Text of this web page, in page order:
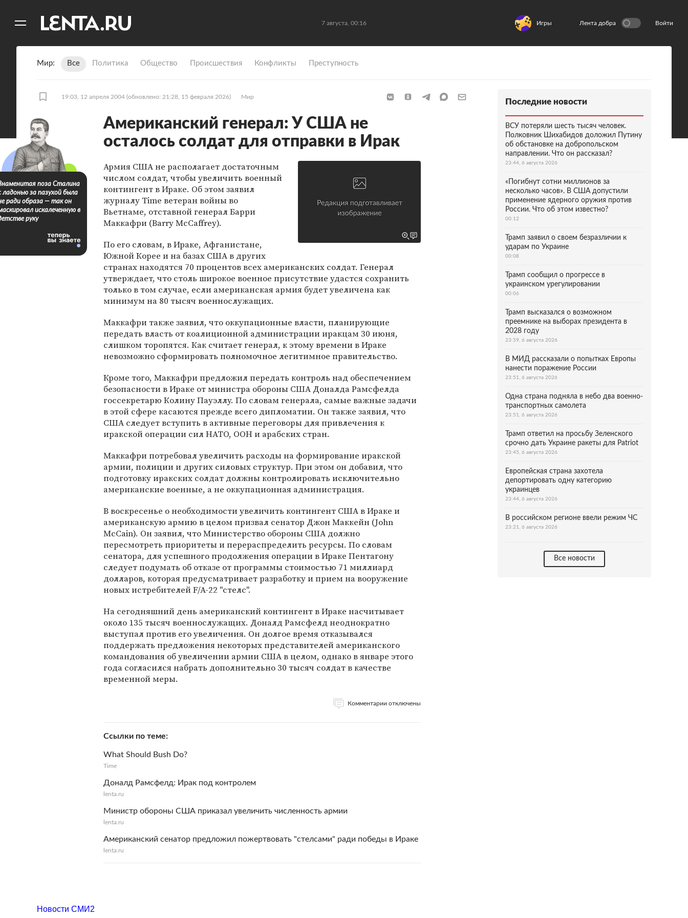
7 августа, 00:16 Игры Лента добра Войти
Мир Все Политика Общество Происшествия Конфликты Преступность
19:03, 12 апреля 2004 (обновлено: 21:28, 15 февраля 2026) Мир
Американский генерал: У США не
осталось солдат для отправки в Ирак
Армия США не располагает достаточным
числом солдат, чтобы увеличить военный
контингент в Ираке. Об этом заявил
журналу Time ветеран войны во
Вьетнаме, отставной генерал Барри
Маккафри (Barry McCaffrey).
По его словам, в Ираке, Афганистане,
Южной Корее и на базах США в других
странах находятся 70 процентов всех американских солдат. Генерал
утверждает, что столь широкое военное присутствие удастся сохранить
только в том случае, если американская армия будет увеличена как
минимум на 80 тысяч военнослужащих.
Маккафри также заявил, что оккупационные власти, планирующие
передать власть от коалиционной администрации иракцам 30 июня,
слишком торопятся. Как считает генерал, к этому времени в Ираке
невозможно сформировать полномочное легитимное правительство.
Кроме того, Маккафри предложил передать контроль над обеспечением
безопасности в Ираке от министра обороны США Доналда Рамсфелда
госсекретарю Колину Пауэллу. По словам генерала, самые важные задачи
в этой сфере касаются прежде всего дипломатии. Он также заявил, что
США следует вступить в активные переговоры для привлечения к
иракской операции сил НАТО, ООН и арабских стран.
Маккафри потребовал увеличить расходы на формирование иракской
армии, полиции и других силовых структур. При этом он добавил, что
подготовку иракских солдат должны контролировать исключительно
американские военные, а не оккупационная администрация.
В воскресенье о необходимости увеличить контингент США в Ираке и
американскую армию в целом призвал сенатор Джон Маккейн (John
McCain). Он заявил, что Министерство обороны США должно
пересмотреть приоритеты и перераспределить ресурсы. По словам
сенатора, для успешного продолжения операции в Ираке Пентагону
следует подумать об отказе от программы стоимостью 71 миллиард
долларов, которая предусматривает разработку и прием на вооружение
новых истребителей F/A-22 "стелс".
На сегодняшний день американский контингент в Ираке насчитывает
около 135 тысяч военнослужащих. Доналд Рамсфелд неоднократно
выступал против его увеличения. Он долгое время отказывался
поддержать предложения некоторых представителей американского
командования об увеличении армии США в целом, однако в январе этого
года согласился набрать дополнительно 30 тысяч солдат в качестве
временной меры.
Комментарии отключены
Ссылки по теме
What Should Bush Do?
Time
Доналд Рамсфелд: Ирак под контролем
lenta.ru
Министр обороны США приказал увеличить численность армии
lenta.ru
Американский сенатор предложил пожертвовать "стелсами" ради победы в Ираке
lenta.ru
поза Сталина
ладонью за пазухой была
ради образа — так он
искалеченную в
руку
Последние новости
ВСУ потеряли шесть тысяч человек.
Полковник Шихабидов доложил Путину
об обстановке на добропольском
направлении. Что он рассказал?
23:44, 6 августа 2026
«Погибнут сотни миллионов за
несколько часов». В США допустили
применение ядерного оружия против
России. Что об этом известно?
00:12
Трамп заявил о своем безразличии к
ударам по Украине
00:08
Трамп сообщил о прогрессе в
украинском урегулировании
00:06
Трамп высказался о возможном
преемнике на выборах президента в
2028 году
23:59, 6 августа 2026
В МИД рассказали о попытках Европы
нанести поражение России
23:51, 6 августа 2026
Одна страна подняла в небо два военно-
транспортных самолета
23:51, 6 августа 2026
Трамп ответил на просьбу Зеленского
срочно дать Украине ракеты для Patriot
23:45, 6 августа 2026
Европейская страна захотела
депортировать одну категорию
украинцев
23:44, 6 августа 2026
В российском регионе ввели режим ЧС
23:21, 6 августа 2026
Все новости
Новости СМИ2